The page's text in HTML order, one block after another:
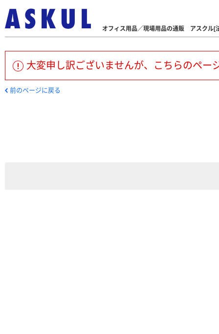
オフィス用品／現場用品の通販 アスクル[
大変申し訳ございませんが、こちらのペー
前のページに戻る